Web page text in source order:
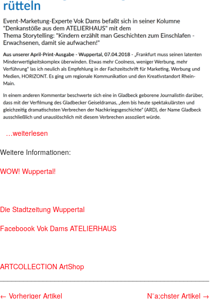
…weiterlesen
Weitere Informationen:
WOW! Wuppertal!
Die Stadtzeitung Wuppertal
Faceboook Vok Dams ATELIERHAUS
ARTCOLLECTION ArtShop
← Vorheriger Artikel N¨a;chster Artikel →